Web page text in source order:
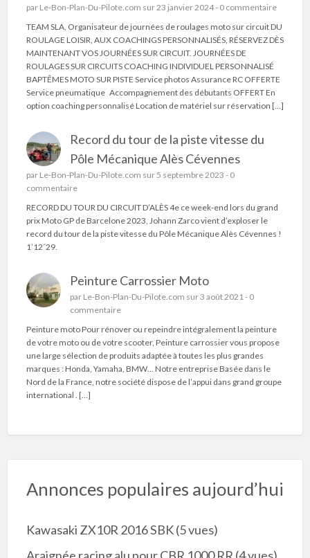
par Le-Bon-Plan-Du-Pilote.com sur 23 janvier 2024 - 0 commentaire
TEAM SLA, Organisateur de journées de roulages moto sur circuit DU
ROULAGE LOISIR, AUX COACHINGS PERSONNALISÉS, RÉSERVEZ DÈS
MAINTENANT VOS JOURNÉES SUR CIRCUIT. JOURNÉES DE
ROULAGES SUR CIRCUITS COACHING INDIVIDUEL PERSONNALISÉ
BAPTÊMES MOTO SUR PISTE Service photos Assurance RC OFFERTE
Service pneumatique Accompagnement des débutants OFFERT En
option coaching personnalisé Location de matériel sur réservation […]
Record du tour de la piste vitesse du
Pôle Mécanique Alès Cévennes
par Le-Bon-Plan-Du-Pilote.com sur 5 septembre 2023 - 0
commentaire
RECORD DU TOUR DU CIRCUIT D’ALÈS 4e ce week-end lors du grand
prix Moto GP de Barcelone 2023, Johann Zarco vient d’exploser le
record du tour de la piste vitesse du Pôle Mécanique Alès Cévennes !
1’12´29.
Peinture Carrossier Moto
par Le-Bon-Plan-Du-Pilote.com sur 3 août 2021 - 0
commentaire
Peinture moto Pour rénover ou repeindre intégralement la peinture
de votre moto ou de votre scooter, Peinture carrossier vous propose
une large sélection de produits adaptée à toutes les plus grandes
marques : Honda, Yamaha, BMW… Notre entreprise Basée dans le
Nord de la France, notre société dispose de l’appui dans grand groupe
international . […]
Annonces populaires aujourd’hui
Kawasaki ZX10R 2016 SBK(5 vues)